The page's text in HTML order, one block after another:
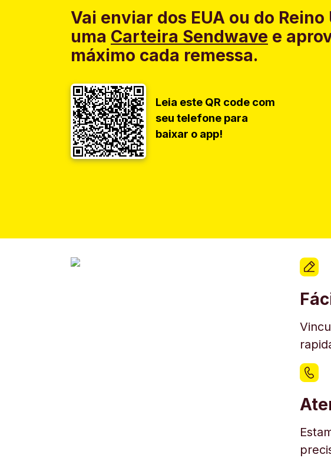
Vai enviar dos EUA ou do Reino
uma Carteira Sendwave e
máximo cada remessa.
Leia este QR code com
seu telefone para
baixar o app!